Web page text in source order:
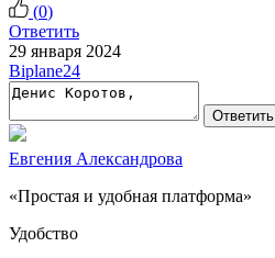
(0)
Ответить
29 января 2024
Biplane24
Ответить
Евгения Александрова
«Простая и удобная платформа»
Удобство